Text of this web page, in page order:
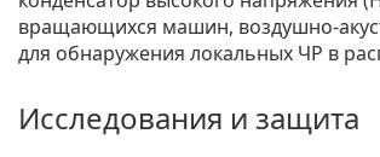
вращающихся машин, воздушно-
для обнаружения локальных ЧР в
Исследования и защита